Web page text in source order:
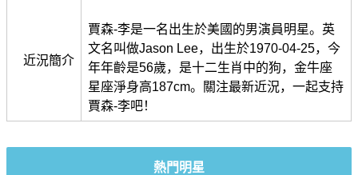
近況簡介
賈森-李是一名出生於美國的男演員明星。英
文名叫做Jason Lee，出生於1970-04-25，今
年年齡是56歲，是十二生肖中的狗，金牛座
星座淨身高187cm。關注最新近況，一起支持
賈森-李吧！
熱門明星